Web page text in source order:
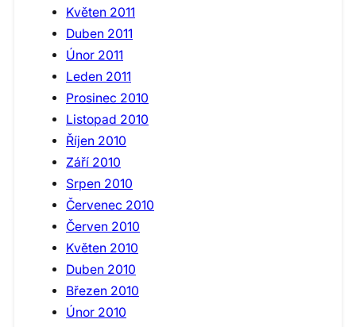
Květen 2011
Duben 2011
Únor 2011
Leden 2011
Prosinec 2010
Listopad 2010
Říjen 2010
Září 2010
Srpen 2010
Červenec 2010
Červen 2010
Květen 2010
Duben 2010
Březen 2010
Únor 2010